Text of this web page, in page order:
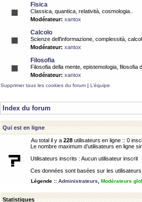
Fisica
Classica, quantica, relatività, cosmologia..
Modérateur: xantox
Calcolo
Scienze dell'informazione, complessità,
Modérateur: xantox
Filosofia
Filosofia della mente, epistemologia, filosofia
Modérateur: xantox
Supprimer tous les cookies du forum | L’équipe
Index du forum
Qui est en ligne
Au total il y a 228 utilisateurs en ligne :: 0
Le nombre maximum d’utilisateurs en ligne
Utilisateurs inscrits : Aucun utilisateur inscrit
Ces données sont basées sur les
Légende :: Administrateurs Modérateurs
Statistiques